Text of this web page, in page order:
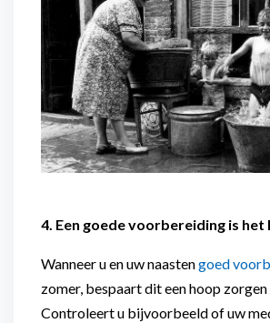
4. Een goede voorbereiding is het
Wanneer u en uw naastengoed
zomer, bespaart dit een hoop zorgen
Controleert u bijvoorbeeld of uw